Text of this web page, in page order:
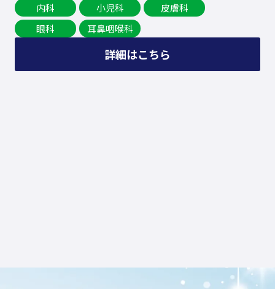
お客さまがご本人の個人情報の照会・修正・削除など
をご希望される場合には、ご本人であることを確認の
上、対応させていただきます。
ご連絡ください。
内科 小児科
皮膚科
眼科
耳鼻咽喉科
詳細はこちら